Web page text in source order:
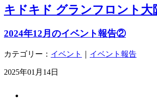
キドキド グランフロント大
2024年12月のイベント報告②
カテゴリー： イベント イベント報告
2025年01月14日